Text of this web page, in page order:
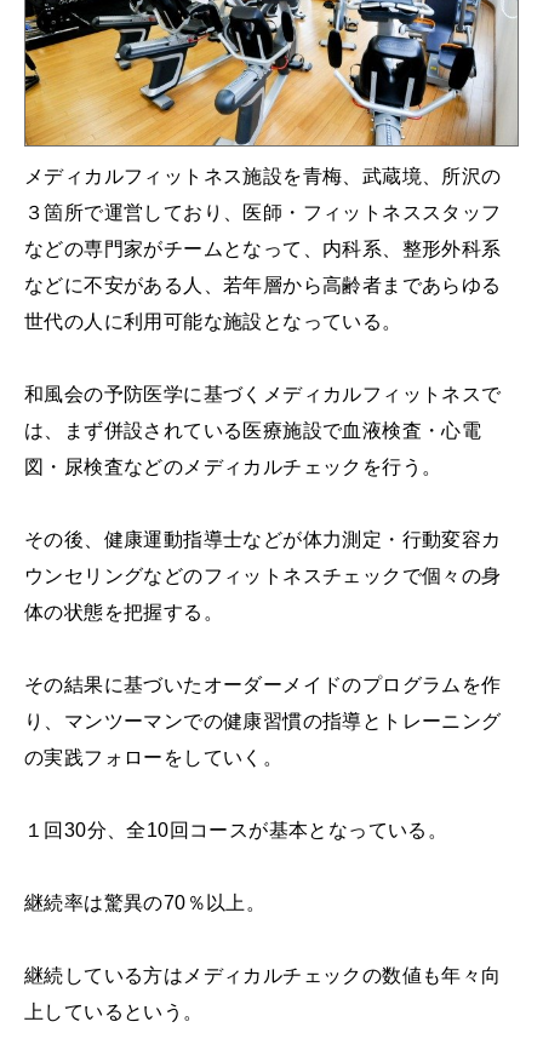
メディカルフィットネス施設を青梅、武蔵境、所沢の
３箇所で運営しており、医師・フィットネススタッフ
などの専門家がチームとなって、内科系、整形外科系
などに不安がある人、若年層から高齢者まであらゆる
世代の人に利用可能な施設となっている。
和風会の予防医学に基づくメディカルフィットネスで
は、まず併設されている医療施設で血液検査・心電
図・尿検査などのメディカルチェックを行う。
その後、健康運動指導士などが体力測定・行動変容カ
ウンセリングなどのフィットネスチェックで個々の身
体の状態を把握する。
その結果に基づいたオーダーメイドのプログラムを作
り、マンツーマンでの健康習慣の指導とトレーニング
の実践フォローをしていく。
１回30分、全10回コースが基本となっている。
継続率は驚異の70％以上。
継続している方はメディカルチェックの数値も年々向
上しているという。